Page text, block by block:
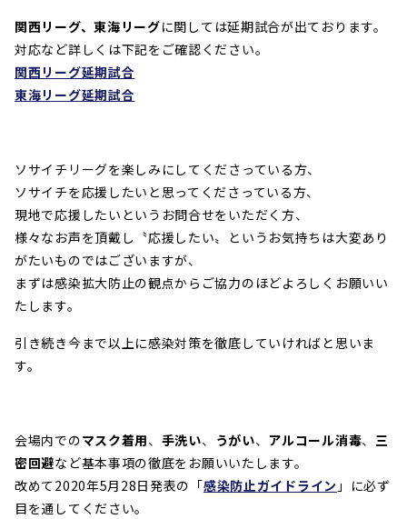
関西リーグ、東海リーグに関しては延期試合が出ております。
対応など詳しくは下記をご確認ください。
関西リーグ延期試合
東海リーグ延期試合
ソサイチリーグを楽しみにしてくださっている方、
ソサイチを応援したいと思ってくださっている方、
現地で応援したいというお問合せをいただく方、
様々なお声を頂戴し〝応援したい〟というお気持ちは大変あり
がたいものではございますが、
まずは感染拡大防止の観点からご協力のほどよろしくお願いい
たします。
引き続き今まで以上に感染対策を徹底していければと思いま
す。
会場内でのマスク着用、 手洗い、 うがい、 アルコール消毒、 三
密回避など基本事項の徹底をお願いいたします。
改めて2020年5月28日発表の「感染防止ガイドライン 」に必ず
目を通してください。